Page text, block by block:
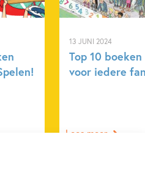
13 JUNI 2024
Top 10
voor iedere
Lees meer